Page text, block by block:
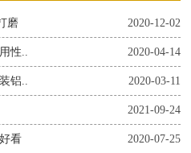
2020-12-02
磨
2020-04-14
性..
2020-03-11
铝..
2021-09-24
2020-07-25
看